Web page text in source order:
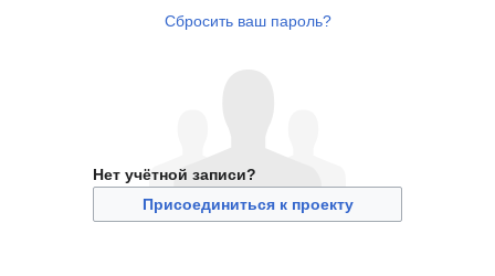
Сбросить ваш пароль?
Нет учётной записи?
Присоединиться к проекту